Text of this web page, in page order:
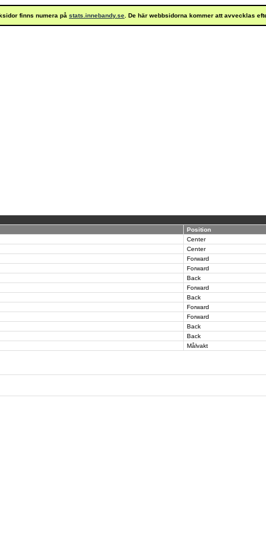
finns numera på stats.innebandy.se . De här webbsidorna kommer att avvecklas
Position
Center
Center
Forward
Forward
Back
Forward
Back
Forward
Forward
Back
Back
Målvakt